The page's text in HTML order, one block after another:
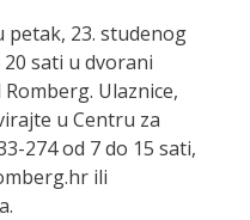
petak, 23. studenog
sati u dvorani
Ulaznice,
u Centru za
274 od 7 do 15 sati,
ili